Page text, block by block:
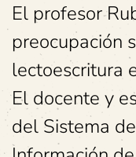
El profesor
preocupación
lectoescritura
El docente y
del Sistema